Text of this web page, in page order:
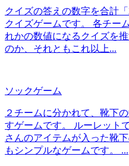
クイズの答えの数字を合計
クイズゲームです。 各チー
れかの数値になるクイズを
のか、それともこれ以上...
ソックゲーム
２チームに分かれて、靴下
すゲームです。 ルーレット
さんのアイテムが入った靴
もシンプルなゲームです。 ...